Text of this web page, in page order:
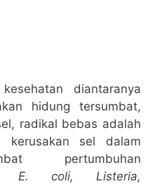
diantaranya
hidung tersumbat,
radikal bebas adalah
kerusakan sel dalam
pertumbuhan
E. coli, Listeria,